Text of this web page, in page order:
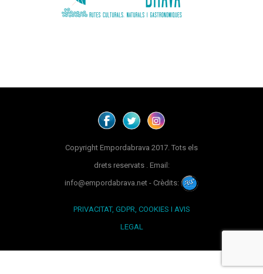
Copyright Empordabrava 2017. Tots els
drets reservats . Email:
info@empordabrava.net - Crèdits:
PRIVACITAT, GDPR, COOKIES I AVIS
LEGAL